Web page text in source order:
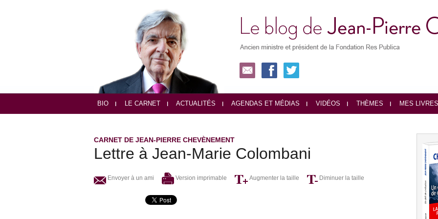
BIO LE CARNET ACTUALITÉS AGENDAS ET MÉDIAS VIDÉOS THÈMES MES LIVRES
CARNET DE JEAN-PIERRE CHEVÈNEMENT
Lettre à Jean-Marie Colombani
Envoyer à un ami Version imprimable Augmenter la taille Diminuer la taille